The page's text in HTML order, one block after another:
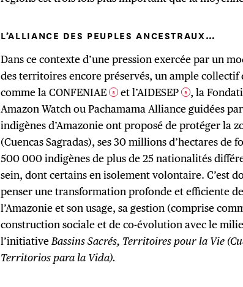
L’ALLIANCE DES PEUPLES ANCESTRAUX…
Dans ce contexte d’une pression exercée par un
des territoires encore préservés, un ample collectif
comme la CONFENIAE 8 et l’AIDESEP 9 , la
Amazon Watch ou Pachamama Alliance guidées
indigènes d’Amazonie ont proposé de protéger la
(Cuencas Sagradas), ses 30 millions d’hectares de
500 000 indigènes de plus de 25 nationalités
sein, dont certains en isolement volontaire. C’est
penser une transformation profonde et efficiente
l’Amazonie et son usage, sa gestion (comprise
construction sociale et de co-évolution avec le
l’initiative Bassins Sacrés, Territoires pour la Vie
Territorios para la Vida).